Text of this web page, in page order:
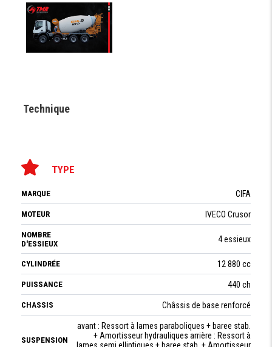
Technique
TYPE
MARQUE CIFA
MOTEUR IVECO Crusor
NOMBRE
D'ESSIEUX
4 essieux
CYLINDRÉE 12 880 cc
PUISSANCE 440 ch
CHASSIS Châssis de base renforcé
SUSPENSION
avant : Ressort à lames paraboliques + baree stab.
+ Amortisseur hydrauliques arrière : Ressort à